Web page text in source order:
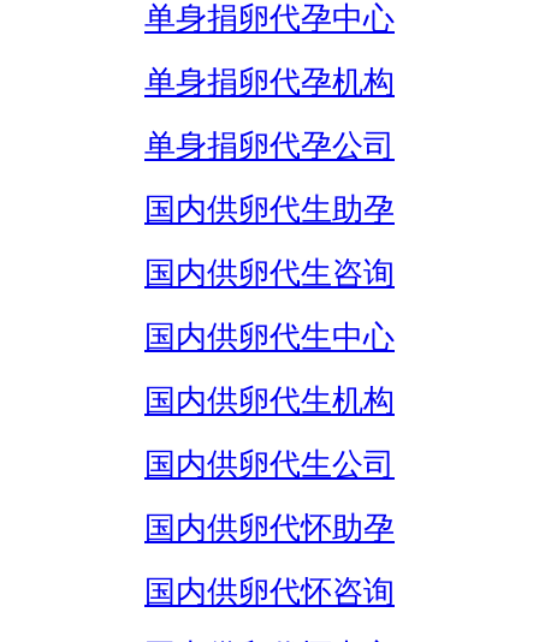
单身捐卵代孕中心
单身捐卵代孕机构
单身捐卵代孕公司
国内供卵代生助孕
国内供卵代生咨询
国内供卵代生中心
国内供卵代生机构
国内供卵代生公司
国内供卵代怀助孕
国内供卵代怀咨询